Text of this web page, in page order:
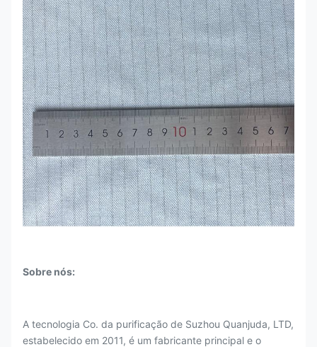
Sobre nós:
A tecnologia Co. da purificação de Suzhou Quanjuda, LTD,
estabelecido em 2011, é um fabricante principal e o